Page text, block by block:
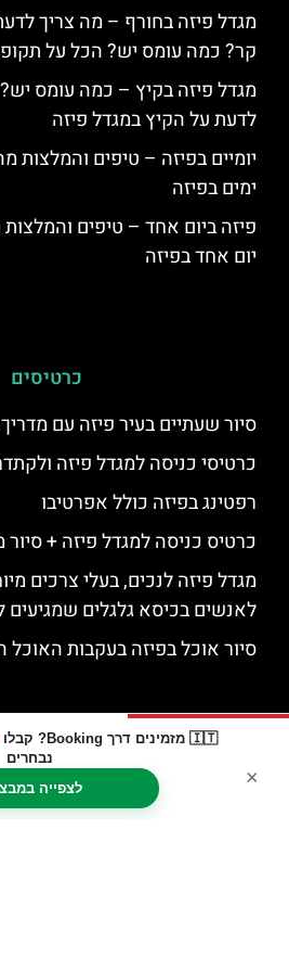
🇮🇹 מזמינים דרך Booking? קבלו
נבחרים
לצפייה
×
מגדל פיזה בחורף – מה צריך
קר? כמה עומס יש? הכל על
מגדל פיזה בקיץ – כמה עומס
לדעת על הקיץ במגדל פיזה
ימים בפיזה
פיזה ביום אחד – טיפים
יום אחד בפיזה
כרטיסים
סיור שעתיים בעיר פיזה עם
כרטיסי כניסה למגדל פיזה
רפטינג בפיזה כולל אפרטיבו
כרטיס כניסה למגדל פיזה + סיור
מגדל פיזה לנכים, בעלי צרכים
לאנשים בכיסא גלגלים שמגיעים
סיור אוכל בפיזה בעקבות האוכל